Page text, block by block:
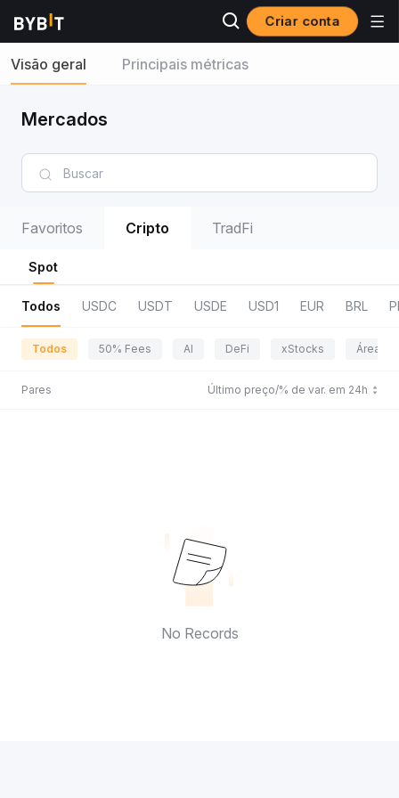
Criar conta
Visão geral Principais métricas
Mercados
Favoritos Cripto TradFi
Spot
Todos USDC USDT USDE USD1 EUR BRL
Todos 50% Fees AI DeFi xStocks Área da
Pares Último preço/% de var. em 24h
No Records